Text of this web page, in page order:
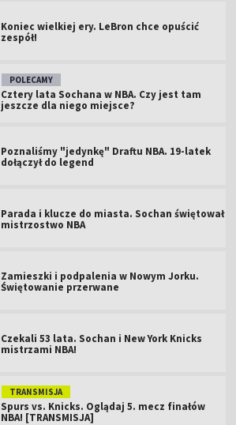
Koniec wielkiej ery. LeBron chce opuścić
zespół!
POLECAMY
Cztery lata Sochana w NBA. Czy jest tam
jeszcze dla niego miejsce?
Poznaliśmy "jedynkę" Draftu NBA. 19-latek
dołączył do legend
Parada i klucze do miasta. Sochan świętował
mistrzostwo NBA
Zamieszki i podpalenia w Nowym Jorku.
Świętowanie przerwane
Czekali 53 lata. Sochan i New York Knicks
mistrzami NBA!
TRANSMISJA
Spurs vs. Knicks. Oglądaj 5. mecz finałów
NBA! [TRANSMISJA]